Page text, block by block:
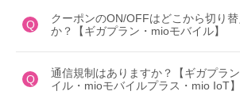
Q
クーポンのON/OFFはどこから切り
か？【ギガプラン・mioモバイル】
Q
通信規制はありますか？【ギガプラ
イル・mioモバイルプラス・mio IoT】